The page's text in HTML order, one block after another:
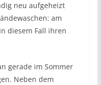
neu aufgeheizt
am
diesem Fall ihren
gerade im Sommer
Neben dem